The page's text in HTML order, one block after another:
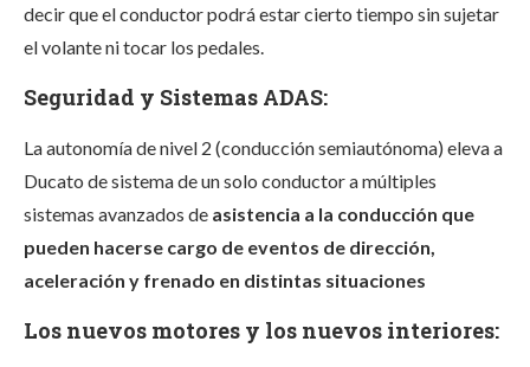
decir que el conductor podrá estar cierto tiempo sin sujetar
el volante ni tocar los pedales.
Seguridad y Sistemas ADAS:
La autonomía de nivel 2 (conducción semiautónoma) eleva a
Ducato de sistema de un solo conductor amúltiples
sistemas avanzados de asistencia a la conducción que
pueden hacerse cargo de eventos de dirección,
aceleración y frenado en distintas situaciones
Los nuevos motores y los nuevos interiores: